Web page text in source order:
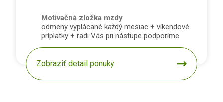
Motivačná zložka mzdy
odmeny vyplácané každý mesiac + víkendové
príplatky + radi Vás pri nástupe podporíme
Zobraziť detail ponuky